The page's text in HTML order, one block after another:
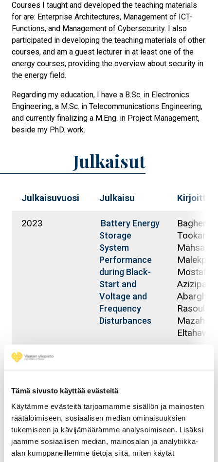
Tämä sivusto käyttää evästeitä
Käytämme evästeitä tarjoamamme sisällön ja mainosten
räätälöimiseen, sosiaalisen median ominaisuuksien
tukemiseen ja kävijämäärämme analysoimiseen. Lisäksi
jaamme sosiaalisen median, mainosalan ja analytiikka-
alan kumppaneillemme tietoja siitä, miten käytät
Courses I taught and developed the teaching materials
for are: Enterprise Architectures, Management of ICT-
Functions, and Management of Cybersecurity. I also
participated in developing the teaching materials of other
courses, and am a guest lecturer in at least one of the
energy courses, providing the overview about security in
the energy field.
Regarding my education, I have a B.Sc. in Electronics
Engineering, a M.Sc. in Telecommunications Engineering,
and currently finalizing a M.Eng. in Project Management,
beside my PhD. work.
Julkaisut
Julkaisuvuosi Julkaisu
2023
Battery Energy
Storage
System
Performance
during Black-
Start and
Voltage and
Frequency
Disturbances
Bagheri
Mahsa;
Mostafa;
Rasoul;
Mazaher;
Eltahawy,
2022
Massive Open
for
Cybersecurity
in Smart Grids
– A Roadmap
Strategy
Valliou,
Andrejs;